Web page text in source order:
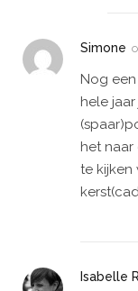
Simone
Nog
hele
het
te
Isabelle